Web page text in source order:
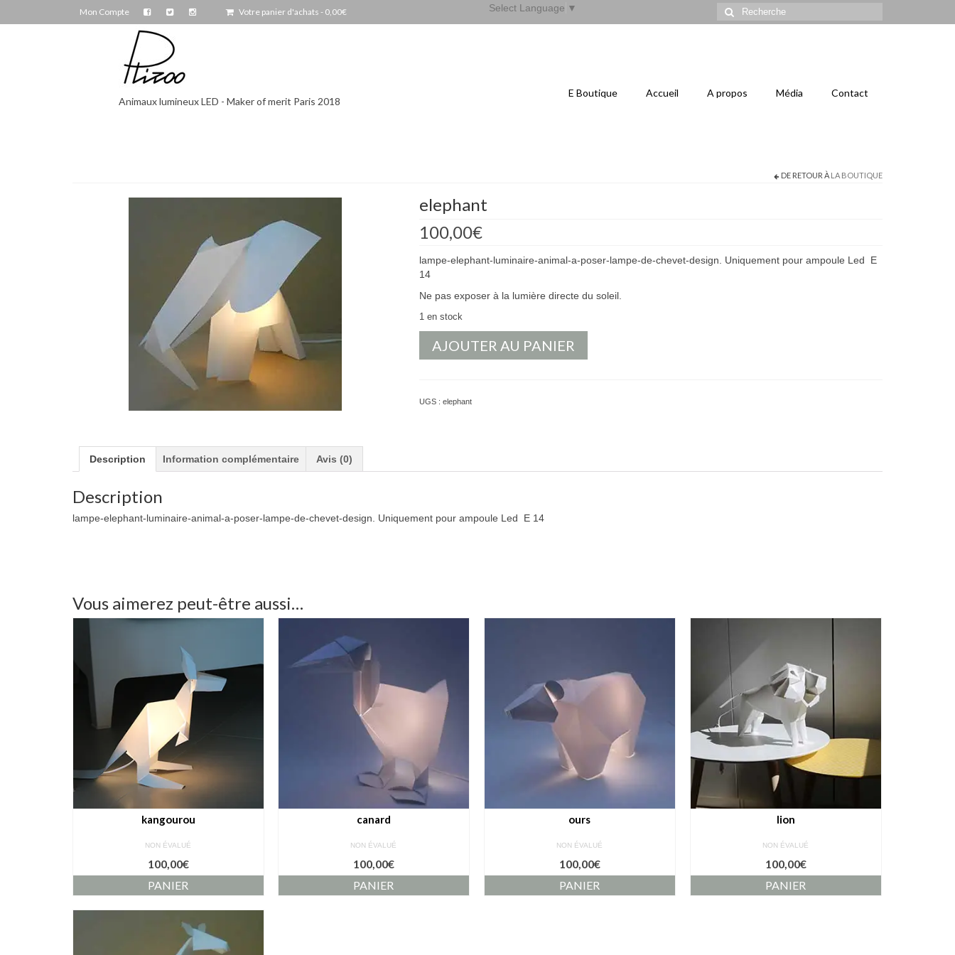
Mon Compte Votre panier d'achats - 0,00€
Rechercher
:
Select Language ▼
Animaux lumineux LED - Maker of merit Paris 2018
E Boutique Accueil A propos Média Contact
DE RETOUR À LA BOUTIQUE
elephant
100,00€
lampe-elephant-luminaire-animal-a-poser-lampe-de-chevet-design. Uniquement pour ampoule Led E
14
Ne pas exposer à la lumière directe du soleil.
1 en stock
AJOUTER AU PANIER
UGS : elephant
Description Information complémentaire Avis (0)
Description
lampe-elephant-luminaire-animal-a-poser-lampe-de-chevet-design. Uniquement pour ampoule Led E 14
Vous aimerez peut-être aussi…
kangourou
NON ÉVALUÉ
100,00€
PANIER
canard
NON ÉVALUÉ
100,00€
PANIER
ours
NON ÉVALUÉ
100,00€
PANIER
lion
NON ÉVALUÉ
100,00€
PANIER